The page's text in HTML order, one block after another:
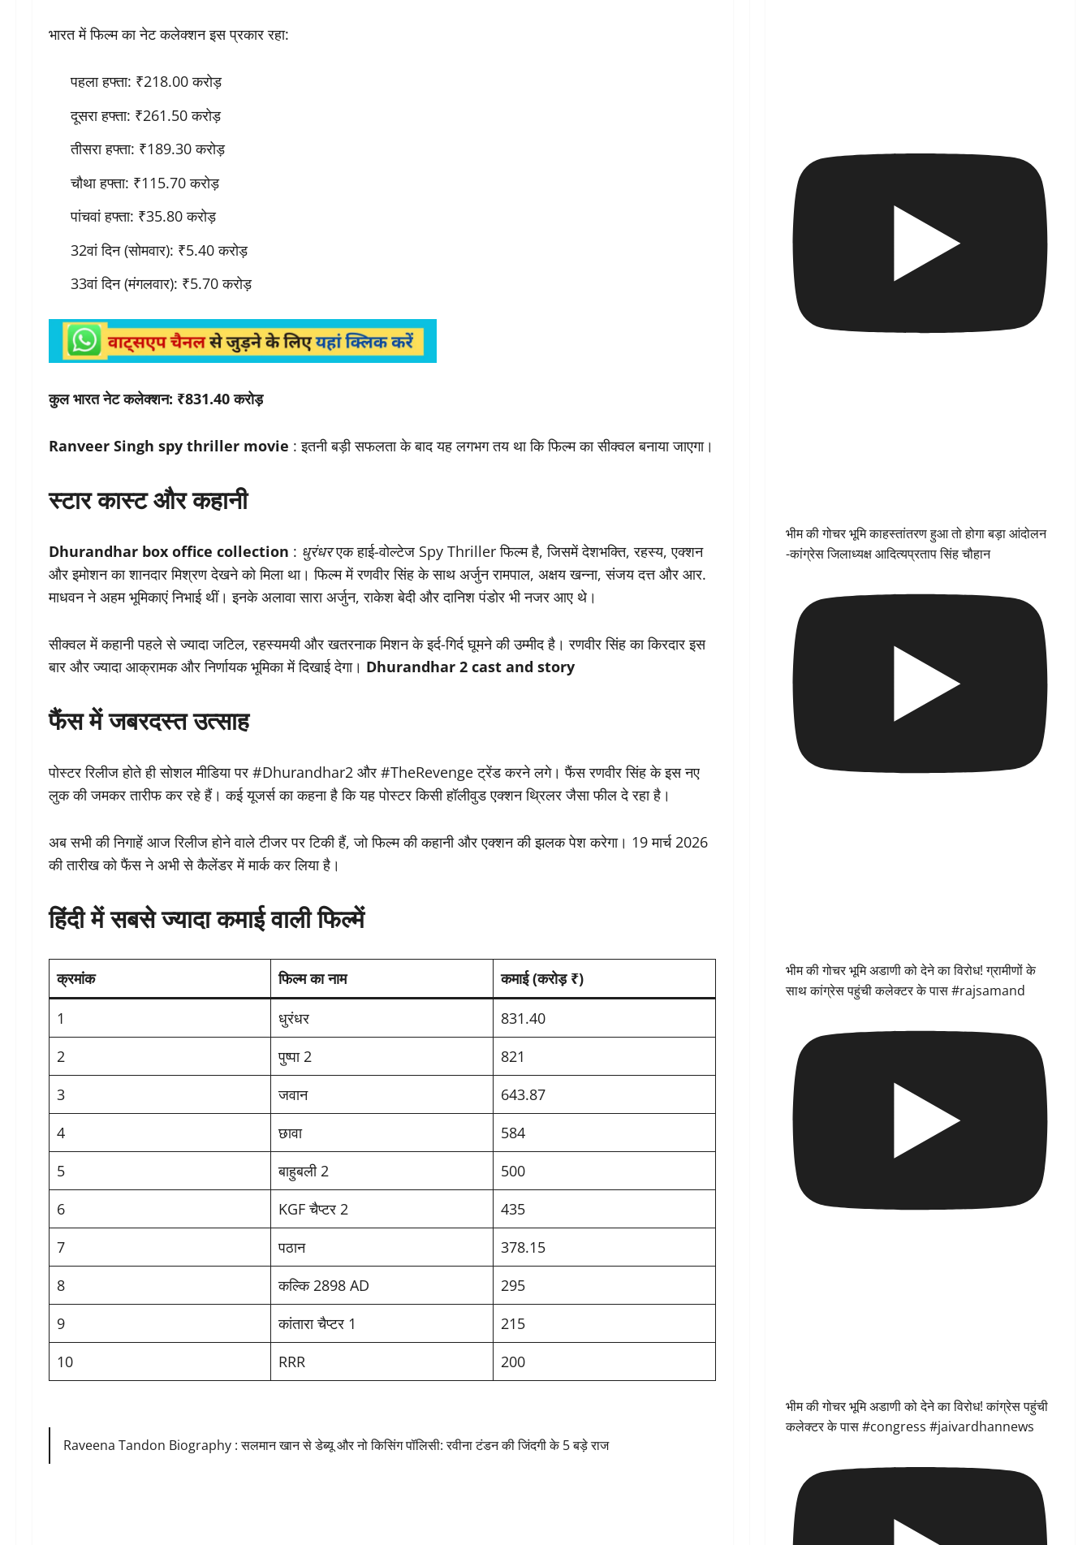
भारत में फिल्म का नेट कलेक्शन इस प्रकार रहा:
पहला हफ्ता: ₹218.00 करोड़
दूसरा हफ्ता: ₹261.50 करोड़
तीसरा हफ्ता: ₹189.30 करोड़
चौथा हफ्ता: ₹115.70 करोड़
पांचवां हफ्ता: ₹35.80 करोड़
32वां दिन (सोमवार): ₹5.40 करोड़
33वां दिन (मंगलवार): ₹5.70 करोड़
कुल भारत नेट कलेक्शन: ₹831.40 करोड़
Ranveer Singh spy thriller movie : इतनी बड़ी सफलता के बाद यह लगभग तय था कि फिल्म का सीक्वल बनाया जाएगा।
स्टार कास्ट और कहानी
Dhurandhar box office collection : धुरंधरएक हाई-वोल्टेज Spy Thriller फिल्म है, जिसमें देशभक्ति, रहस्य, एक्शन
और इमोशन का शानदार मिश्रण देखने को मिला था। फिल्म में रणवीर सिंह के साथ अर्जुन रामपाल, अक्षय खन्ना, संजय दत्त और आर.
माधवन ने अहम भूमिकाएं निभाई थीं। इनके अलावा सारा अर्जुन, राकेश बेदी और दानिश पंडोर भी नजर आए थे।
सीक्वल में कहानी पहले से ज्यादा जटिल, रहस्यमयी और खतरनाक मिशन के इर्द-गिर्द घूमने की उम्मीद है। रणवीर सिंह का किरदार इस
बार और ज्यादा आक्रामक और निर्णायक भूमिका में दिखाई देगा। Dhurandhar 2 cast and story
फैंस में जबरदस्त उत्साह
पोस्टर रिलीज होते ही सोशल मीडिया पर #Dhurandhar2 और #TheRevenge ट्रेंड करने लगे। फैंस रणवीर सिंह के इस नए
लुक की जमकर तारीफ कर रहे हैं। कई यूजर्स का कहना है कि यह पोस्टर किसी हॉलीवुड एक्शन थ्रिलर जैसा फील दे रहा है।
अब सभी की निगाहें आज रिलीज होने वाले टीजर पर टिकी हैं, जो फिल्म की कहानी और एक्शन की झलक पेश करेगा। 19 मार्च 2026
की तारीख को फैंस ने अभी से कैलेंडर में मार्क कर लिया है।
हिंदी में सबसे ज्यादा कमाई वाली फिल्में
क्रमांक फिल्म का नाम कमाई (करोड़ ₹)
1 धुरंधर
831.40
2
पुष्पा 2
821
3
जवान
643.87
4
छावा
584
5
बाहुबली 2
500
6
KGF चैप्टर 2
435
7
पठान
378.15
8
कल्कि 2898 AD
295
9
कांतारा चैप्टर 1
215
10
RRR 200
Raveena Tandon Biography : सलमान खान से डेब्यू और नो किसिंग पॉलिसी: रवीना टंडन की जिंदगी के 5 बड़े राज
भीम की गोचर भूमि काहस्तांतरण हुआ तो होगा बड़ा आंदोलन
-कांग्रेस जिलाध्यक्ष आदित्यप्रताप सिंह चौहान
भीम की गोचर भूमि अडाणी को देने का विरोध! ग्रामीणों के
साथ कांग्रेस पहुंची कलेक्टर के पास #rajsamand
भीम की गोचर भूमि अडाणी को देने का विरोध! कांग्रेस पहुंची
कलेक्टर के पास #congress #jaivardhannews